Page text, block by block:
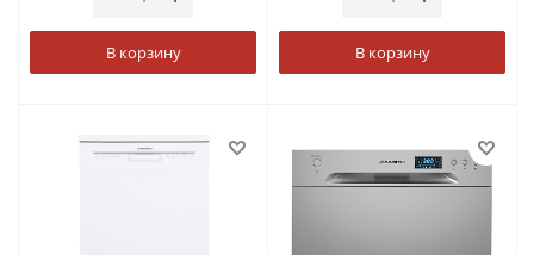
В корзину В корзину